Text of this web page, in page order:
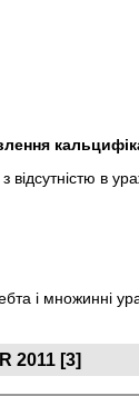
відсутністю в
і множинні
2011 [3]